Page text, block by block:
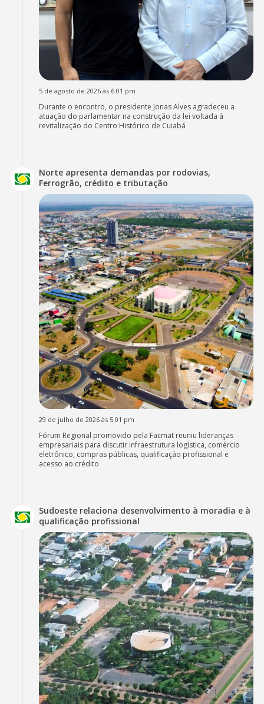
5 de agosto de 2026 às 6:01 pm
Durante o encontro, o presidente Jonas Alves agradeceu a
atuação do parlamentar na construção da lei voltada à
revitalização do Centro Histórico de Cuiabá
Norte apresenta demandas por rodovias,
Ferrogrão, crédito e tributação
29 de julho de 2026 às 5:01 pm
Fórum Regional promovido pela Facmat reuniu lideranças
empresariais para discutir infraestrutura logística, comércio
eletrônico, compras públicas, qualificação profissional e
acesso ao crédito
Sudoeste relaciona desenvolvimento à moradia e à
qualificação profissional